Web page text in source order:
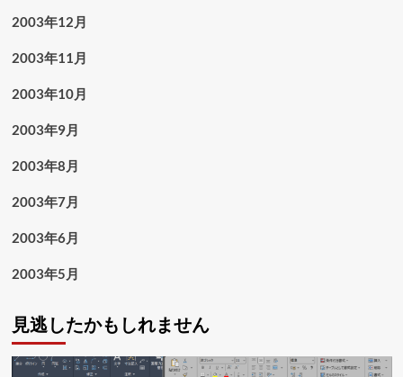
2003年12月
2003年11月
2003年10月
2003年9月
2003年8月
2003年7月
2003年6月
2003年5月
見逃したかもしれません